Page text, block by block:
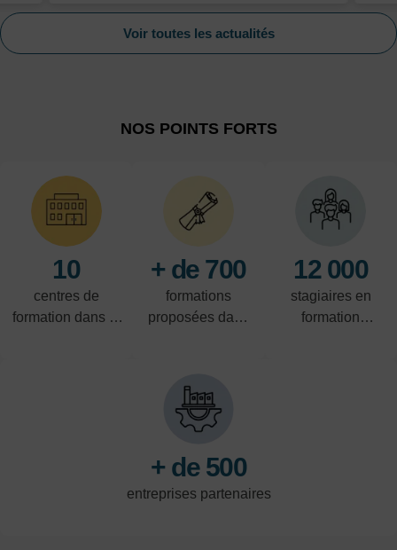
Voir toutes les actualités
NOS POINTS FORTS
10
centres de
formation dans le
+ de 700
formations
proposées dans
logistique.
12 000
stagiaires en
formation
+ de 500
entreprises partenaires